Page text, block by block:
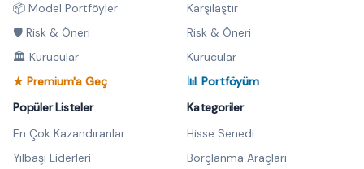
📦 Model Portföyler
🛡️ Risk & Öneri
🏛️ Kurucular
★ Premium'a Geç
Karşılaştır
Risk & Öneri
Kurucular
📊 Portföyüm
Popüler Listeler
En Çok Kazandıranlar
Yılbaşı Liderleri
Kategoriler
Hisse Senedi
Borçlanma Araçları